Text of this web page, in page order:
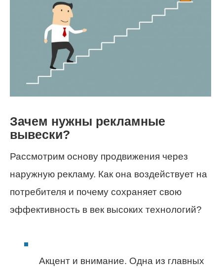
Зачем нужны рекламные
вывески?
Рассмотрим основу продвижения через
наружную рекламу. Как она воздействует на
потребителя и почему сохраняет свою
эффективность в век высоких технологий?
Акцент и внимание. Одна из главных